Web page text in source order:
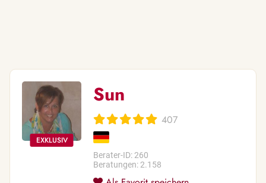
Sun
407
Berater-ID: 260
Beratungen: 2.158